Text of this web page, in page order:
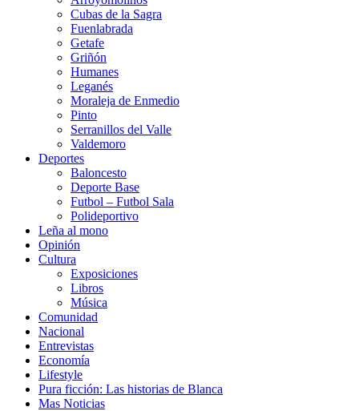
Cubas de la Sagra
Fuenlabrada
Getafe
Griñón
Humanes
Leganés
Moraleja de Enmedio
Pinto
Serranillos del Valle
Valdemoro
Deportes
Baloncesto
Deporte Base
Futbol – Futbol Sala
Polideportivo
Leña al mono
Opinión
Cultura
Exposiciones
Libros
Música
Comunidad
Nacional
Entrevistas
Economía
Lifestyle
Pura ficción: Las historias de Blanca
Mas Noticias